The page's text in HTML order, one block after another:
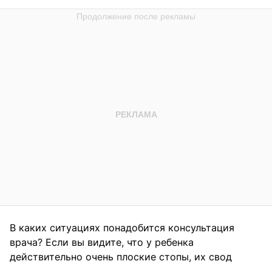
В каких ситуациях понадобится консультация
врача? Если вы видите, что у ребенка
действительно очень плоские стопы, их свод